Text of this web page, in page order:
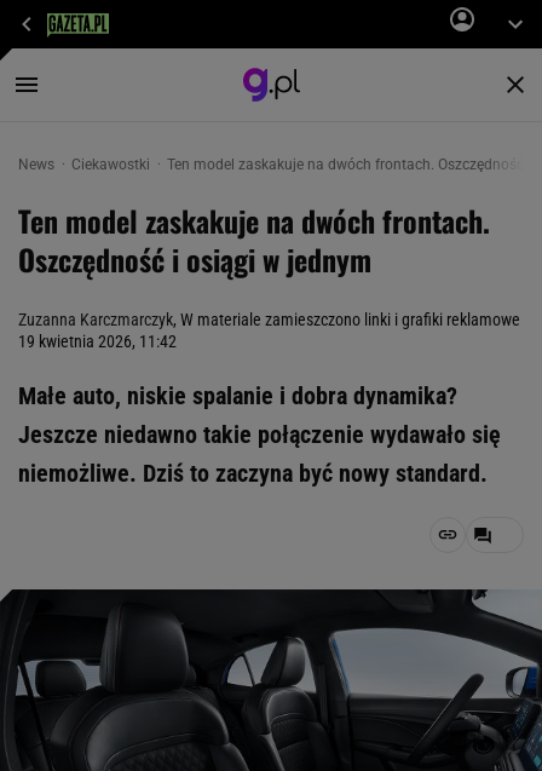
News Ciekawostki Ten model zaskakuje na dwóch frontach. Oszczędność i
Ten model zaskakuje na dwóch frontach.
Oszczędność i osiągi w jednym
Zuzanna Karczmarczyk, W materiale zamieszczono linki i grafiki reklamowe
19 kwietnia 2026, 11:42
Małe auto, niskie spalanie i dobra dynamika?
Jeszcze niedawno takie połączenie wydawało się
niemożliwe. Dziś to zaczyna być nowy standard.